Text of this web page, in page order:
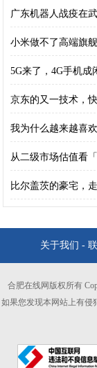
广东机器人战疫在
小米做不了高端旗
5G来了，4G手机成
京东的又一技术，
我为什么越来越喜
从二级市场估值看
比尔盖茨的豪宅，
关于我们 -
合肥在线网版权所有
如果您发现本网站上有侵